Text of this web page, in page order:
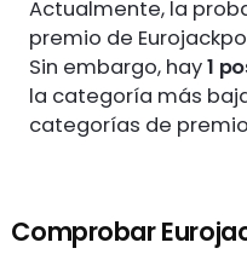
Actualmente, la
premio de
Sin embargo, hay1
la categoría más
categorías de
Comprobar